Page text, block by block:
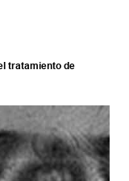
tratamiento de